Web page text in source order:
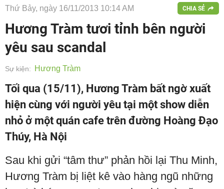
Thứ Bảy, ngày 16/11/2013 10:14 AM CHIA SẺ
Hương Tràm tươi tỉnh bên người
yêu sau scandal
Sự kiện: Hương Tràm
Tối qua (15/11), Hương Tràm bất ngờ xuất
hiện cùng với người yêu tại một show diễn
nhỏ ở một quán cafe trên đường Hoàng Đạo
Thúy, Hà Nội
Sau khi gửi “tâm thư” phản hồi lại Thu Minh,
Hương Tràm bị liệt kê vào hàng ngũ những